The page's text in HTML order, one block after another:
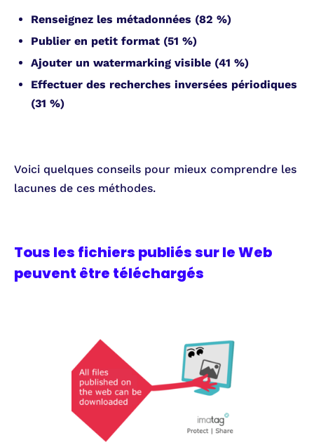
Renseignez les métadonnées (82 %)
Publier en petit format (51 %)
Ajouter un watermarking visible (41 %)
Effectuer des recherches inversées périodiques
(31 %)
Voici quelques conseils pour mieux comprendre les
lacunes de ces méthodes.
Tous les fichiers publiés sur le Web
peuvent être téléchargés